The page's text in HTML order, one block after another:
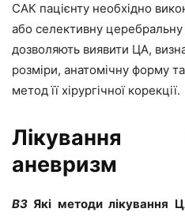
САК пацієнту необхідно
або селективну церебральну
дозволяють виявити ЦА,
розміри, анатомічну форму
метод її хірургічної корекції.
Лікування
аневризм
ВЗ Які методи лікування